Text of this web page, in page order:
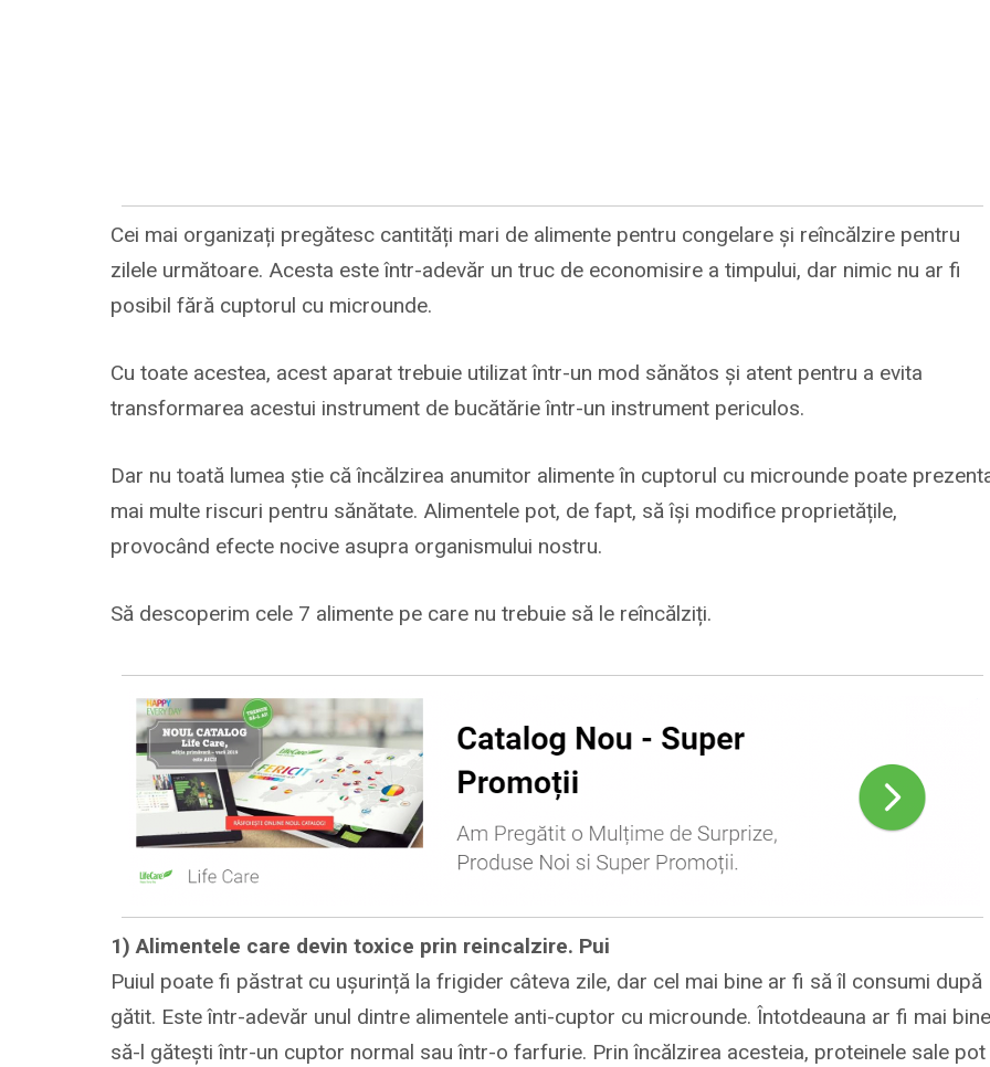
Cei mai organizați pregătesc cantități mari de alimente pentru congelare și reîncălzire pentru
zilele următoare. Acesta este într-adevăr un truc de economisire a timpului, dar nimic nu ar fi
posibil fără cuptorul cu microunde.
Cu toate acestea, acest aparat trebuie utilizat într-un mod sănătos și atent pentru a evita
transformarea acestui instrument de bucătărie într-un instrument periculos.
Dar nu toată lumea știe că încălzirea anumitor alimente în cuptorul cu microunde poate
mai multe riscuri pentru sănătate. Alimentele pot, de fapt, să își modifice proprietățile,
provocând efecte nocive asupra organismului nostru.
Să descoperim cele 7 alimente pe care nu trebuie să le reîncălziți.
1) Alimentele care devin toxice prin reincalzire. Pui
Puiul poate fi păstrat cu ușurință la frigider câteva zile, dar cel mai bine ar fi să îl consumi după
gătit. Este într-adevăr unul dintre alimentele anti-cuptor cu microunde. Întotdeauna ar fi mai bine
să-l gătești într-un cuptor normal sau într-o farfurie. Prin încălzirea acesteia, proteinele sale pot